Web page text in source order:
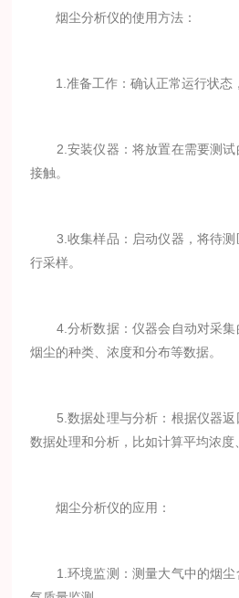
烟尘分析仪的使用方法：
1.准备工作：确认正常运行状态
2.安装仪器：将放置在需要测试
接触。
3.收集样品：启动仪器，将待测
行采样。
4.分析数据：仪器会自动对采集
烟尘的种类、浓度和分布等数据。
5.数据处理与分析：根据仪器返
数据处理和分析，比如计算平均浓度
烟尘分析仪的应用：
1.环境监测：测量大气中的烟尘